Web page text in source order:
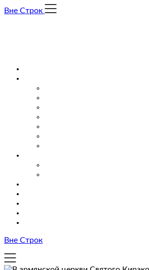
Skip
Вне Строк
Вне Строк